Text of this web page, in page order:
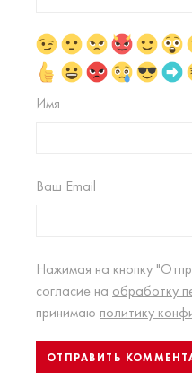
Имя
Ваш Email
Нажимая на кнопку
согласие на обработку
принимаю политику